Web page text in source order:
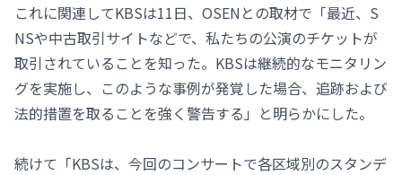
これに関連してKBSは11日、OSENとの取材で「最近、S
NSや中古取引サイトなどで、私たちの公演のチケットが
取引されていることを知った。KBSは継続的なモニタリン
グを実施し、このような事例が発覚した場合、追跡および
法的措置を取ることを強く警告する」と明らかにした。
続けて「KBSは、今回のコンサートで各区域別のスタンデ